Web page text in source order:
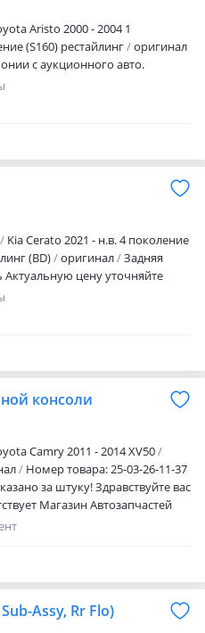
Aristo 2000 - 2004 1
(S160) рестайлинг
оригинал
с аукционного авто.
Kia Cerato 2021 - н.в. 4 поколение
(BD)
оригинал
Задняя
Актуальную цену уточняйте
консоли
Camry 2011 - 2014 XV50
Номер товара: 25-03-26-11-37
за штуку! Здравствуйте вас
Магазин Автозапчастей
Оригинальные авто
Проверить на подлинность
любом TOYOTA/ LEXUS центре
города! Точную цену и наличии
Assy, Rr Flo)